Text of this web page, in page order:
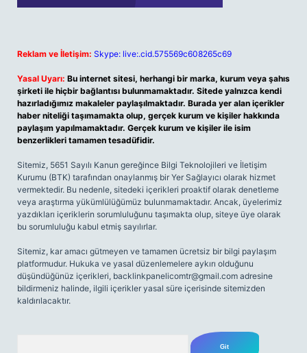
Reklam ve İletişim: Skype: live:.cid.575569c608265c69
Yasal Uyarı: Bu internet sitesi, herhangi bir marka, kurum veya şahıs
şirketi ile hiçbir bağlantısı bulunmamaktadır. Sitede yalnızca kendi
hazırladığımız makaleler paylaşılmaktadır. Burada yer alan içerikler
haber niteliği taşımamakta olup, gerçek kurum ve kişiler hakkında
paylaşım yapılmamaktadır. Gerçek kurum ve kişiler ile isim
benzerlikleri tamamen tesadüfidir.
Sitemiz, 5651 Sayılı Kanun gereğince Bilgi Teknolojileri ve İletişim
Kurumu (BTK) tarafından onaylanmış bir Yer Sağlayıcı olarak hizmet
vermektedir. Bu nedenle, sitedeki içerikleri proaktif olarak denetleme
veya araştırma yükümlülüğümüz bulunmamaktadır. Ancak, üyelerimiz
yazdıkları içeriklerin sorumluluğunu taşımakta olup, siteye üye olarak
bu sorumluluğu kabul etmiş sayılırlar.
Sitemiz, kar amacı gütmeyen ve tamamen ücretsiz bir bilgi paylaşım
platformudur. Hukuka ve yasal düzenlemelere aykırı olduğunu
düşündüğünüz içerikleri, backlinkpanelicomtr@gmail.com adresine
bildirmeniz halinde, ilgili içerikler yasal süre içerisinde sitemizden
kaldırılacaktır.